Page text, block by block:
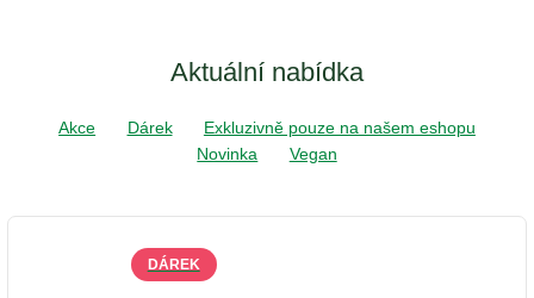
Aktuální nabídka
Akce Dárek
Exkluzivně pouze na našem eshopu
Novinka
Vegan
DÁREK